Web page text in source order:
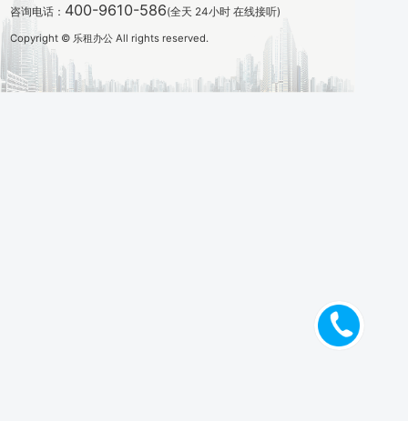
咨询电话： 400-9610-586(全天 24小时 在线接听)
Copyright © 乐租办公 All rights reserved.